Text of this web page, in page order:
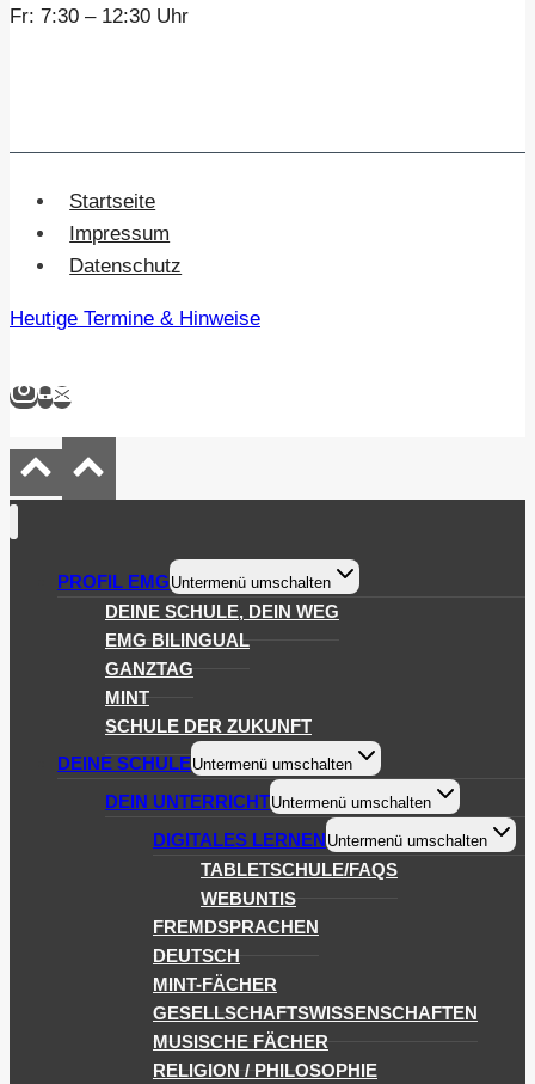
Fr: 7:30 – 12:30 Uhr
Startseite
Impressum
Datenschutz
Heutige Termine & Hinweise
PROFIL EMG Untermenü umschalten
DEINE SCHULE, DEIN WEG
EMG BILINGUAL
GANZTAG
MINT
SCHULE DER ZUKUNFT
DEINE SCHULEUntermenü umschalten
DEIN UNTERRICHTUntermenü umschalten
DIGITALES LERNEN Untermenü umschalten
TABLETSCHULE/FAQS
WEBUNTIS
FREMDSPRACHEN
DEUTSCH
MINT-FÄCHER
GESELLSCHAFTSWISSENSCHAFTEN
MUSISCHE FÄCHER
RELIGION / PHILOSOPHIE